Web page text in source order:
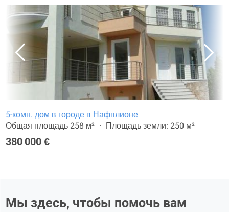
5-комн. дом в городе в Нафплионе
Общая площадь 258 м²
Площадь земли: 250 м²
380 000 €
Мы здесь, чтобы помочь вам